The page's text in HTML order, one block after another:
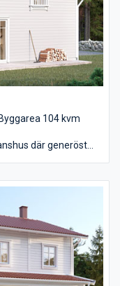
takfönster.
104 kvm
där generöst
– husets givna
om plats, med
tilltaget sovrum
till spjälsäng utan
och rymlig, med ett
ljusinsläpp. Här
skön soffhörna och